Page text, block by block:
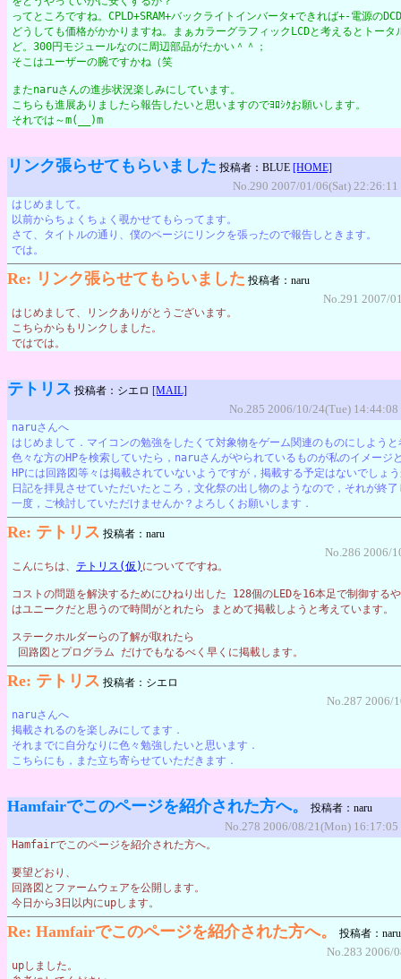
ってところですね。CPLD+SRAM+バックライトインバータ+できれば+-電源の
どうしても価格がかかりますね。まぁカラーグラフィックLCDと考えるとトー
ど。300円モジュールなのに周辺部品がたかい＾＾；
そこはユーザーの腕ですかね（笑
またnaruさんの進歩状況楽しみにしています。
こちらも進展ありましたら報告したいと思いますのでﾖﾛｼｸお願いします。
それでは～m(__)m
リンク張らせてもらいました 投稿者：BLUE [HOME]
No.290 2007/01/06(Sat) 22:26:11
はじめまして。
以前からちょくちょく覗かせてもらってます。
さて、タイトルの通り、僕のページにリンクを張ったので報告しときます。
では。
Re: リンク張らせてもらいました 投稿者：naru
No.291 2007/
はじめまして、リンクありがとうございます。
こちらからもリンクしました。
ではでは。
テトリス 投稿者：シエロ [MAIL]
No.285 2006/10/24(Tue) 14:44:08
naruさんへ
はじめまして．マイコンの勉強をしたくて対象物をゲーム関連のものにしようと
色々な方のHPを検索していたら，naruさんがやられているものが私のイメージ
HPには回路図等々は掲載されていないようですが，掲載する予定はないでしょ
日記を拝見させていただいたところ，文化祭の出し物のようなので，それが終
一度，ご検討していただけませんか？よろしくお願いします．
Re: テトリス 投稿者：naru
No.286 2006/
こんにちは、 テトリス(仮) についてですね。
コストの問題を解決するためにひねり出した 128個のLEDを16本足で制御する
はユニークだと思うので時間がとれたら まとめて掲載しようと考えています。
ステークホルダーらの了解が取れたら
回路図とプログラム だけでもなるべく早くに掲載します。
Re: テトリス 投稿者：シエロ
No.287 2006/
naruさんへ
掲載されるのを楽しみにしてます．
それまでに自分なりに色々勉強したいと思います．
こちらにも，また立ち寄らせていただきます．
Hamfairでこのページを紹介された方へ。 投稿者：naru
No.278 2006/08/21(Mon) 16:17:05
Hamfairでこのページを紹介された方へ。
要望どおり、
回路図とファームウェアを公開します。
今日から3日以内にupします。
Re: Hamfairでこのページを紹介された方へ。 投稿者：naru
No.283 2006/
upしました。